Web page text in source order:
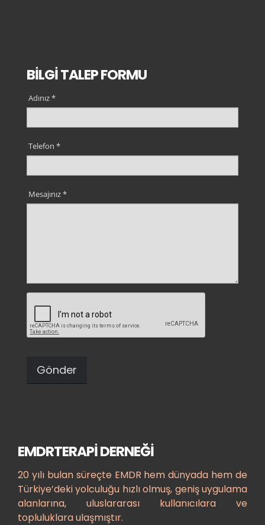
BİLGİ TALEP FORMU
Adınız *
Telefon *
Mesajınız *
EMDRTERAPİ DERNEĞI
20 yılı bulan süreçte EMDR hem dünyada hem de
Türkiye’deki yolculuğu hızlı olmuş, geniş uygulama
alanlarına, uluslararası kullanıcılara ve
topluluklara ulaşmıştır.